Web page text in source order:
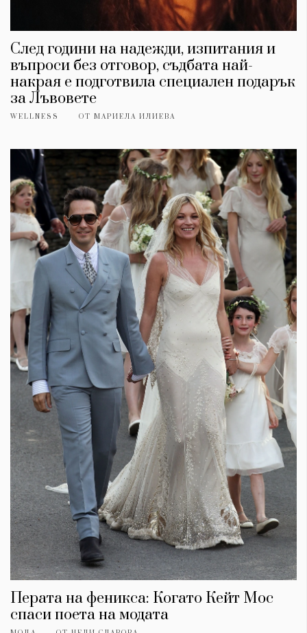
След години на надежди, изпитания и
въпроси без отговор, съдбата най-
накрая е подготвила специален подарък
за Лъвовете
WELLNESS ОТ МАРИЕЛА ИЛИЕВА
Перата на феникса: Когато Кейт Мос
спаси поета на модата